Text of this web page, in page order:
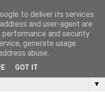
▼
to deliver its services
and user-agent are
and security
generate usage
abuse.
GOT IT